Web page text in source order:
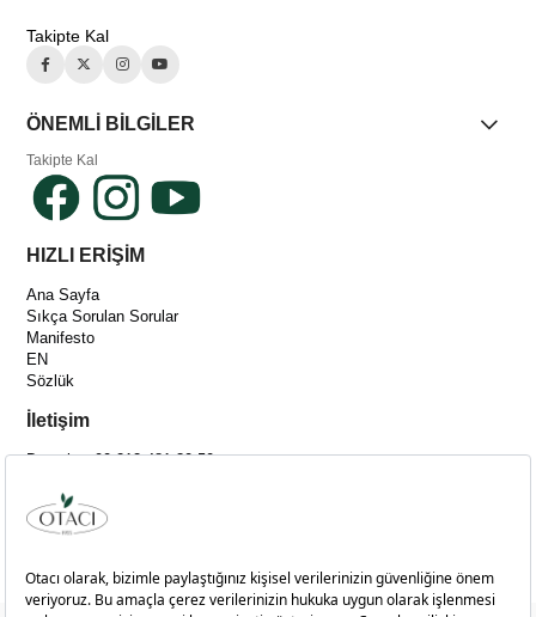
Takipte Kal
ÖNEMLİ BİLGİLER
Takipte Kal
HIZLI ERİŞİM
Ana Sayfa
Sıkça Sorulan Sorular
Manifesto
EN
Sözlük
İletişim
Destek: +90 212 481 30 50
Adres :
Merkez Mah. Bağlar Cad. No:14C İç Kapı No:4 Kağıthane-İSTANBUL